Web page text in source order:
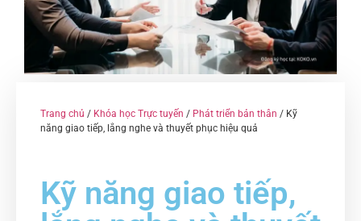
Trang chủ / Khóa học Trực tuyến / Phát triển bản thân / Kỹ
năng giao tiếp, lắng nghe và thuyết phục hiệu quả
Kỹ năng giao tiếp,